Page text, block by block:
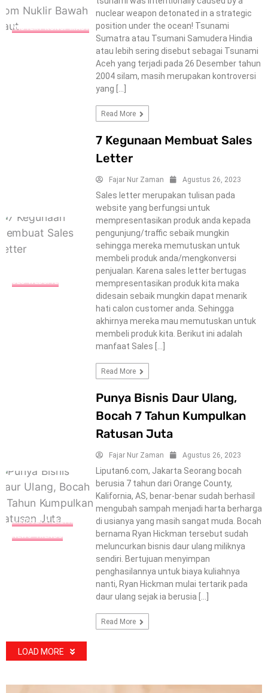
MISTERY-KONSPIRACY
nuclear weapon detonated in a strategic
position under the ocean! Tsunami
Sumatra atau Tsumani Samudera Hindia
atau lebih sering disebut sebagai Tsunami
Aceh yang terjadi pada 26 Desember tahun
2004 silam, masih merupakan kontroversi
yang […]
Read More
SEO-WEBSITE
7 Kegunaan Membuat Sales
Letter
Fajar Nur Zaman Agustus 26, 2023
Sales letter merupakan tulisan pada
website yang berfungsi untuk
mempresentasikan produk anda kepada
pengunjung/traffic sebaik mungkin
sehingga mereka memutuskan untuk
membeli produk anda/mengkonversi
penjualan. Karena sales letter bertugas
mempresentasikan produk kita maka
didesain sebaik mungkin dapat menarik
hati calon customer anda. Sehingga
akhirnya mereka mau memutuskan untuk
membeli produk kita. Berikut ini adalah
manfaat Sales […]
Read More
MINDSET-HEALTH
NEWS-TRENDS
Punya Bisnis Daur Ulang,
Bocah 7 Tahun Kumpulkan
Ratusan Juta
Fajar Nur Zaman Agustus 26, 2023
Liputan6.com, Jakarta Seorang bocah
berusia 7 tahun dari Orange County,
Kalifornia, AS, benar-benar sudah berhasil
mengubah sampah menjadi harta berharga
di usianya yang masih sangat muda. Bocah
bernama Ryan Hickman tersebut sudah
meluncurkan bisnis daur ulang miliknya
sendiri. Bertujuan menyimpan
penghasilannya untuk biaya kuliahnya
nanti, Ryan Hickman mulai tertarik pada
daur ulang sejak ia berusia […]
Read More
LOAD MORE